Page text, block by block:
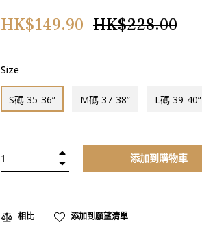
HK$149.90
正
HK$228.00
Size
S碼 35-36” M碼 37-38” L碼 39-40”
添加到購物車
相比 添加到願望清單